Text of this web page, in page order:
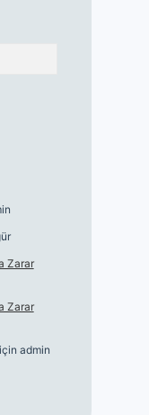
Zarar
Zarar
admin